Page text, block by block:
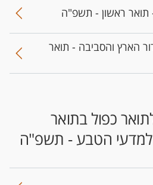
תואר ראשון - תשפ"ה
הארץ והסביבה - תואר
כפול בתואר
למדעי הטבע - תשפ"ה